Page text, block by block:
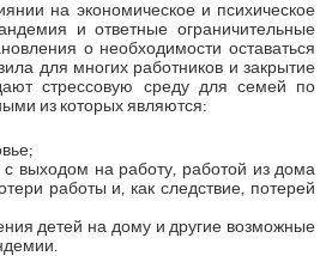
на экономическое и психическое
и ответные ограничительные
о необходимости оставаться
для многих работников и закрытие
стрессовую среду для семей по
из которых являются:
с выходом на работу, работой из дома
работы и, как следствие, потерей
детей на дому и другие возможные